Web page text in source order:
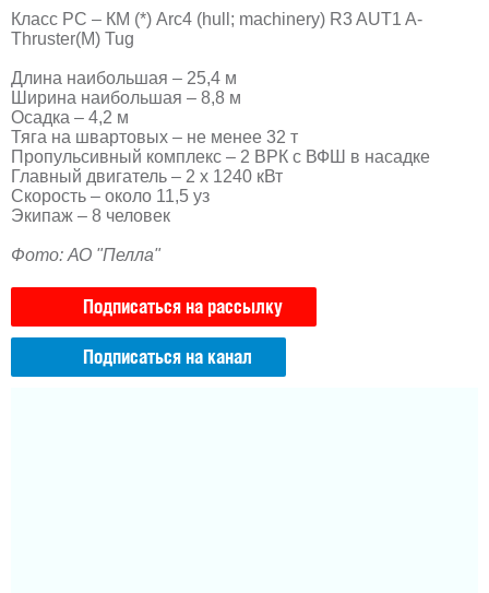
Класс РС – КМ (*) Arc4 (hull; machinery) R3 AUT1 A-
Thruster(M) Tug
Длина наибольшая – 25,4 м
Ширина наибольшая – 8,8 м
Осадка – 4,2 м
Тяга на швартовых – не менее 32 т
Пропульсивный комплекс – 2 ВРК с ВФШ в насадке
Главный двигатель – 2 х 1240 кВт
Скорость – около 11,5 уз
Экипаж – 8 человек
Фото: АО "Пелла"
Подписаться на рассылку
Подписаться на канал